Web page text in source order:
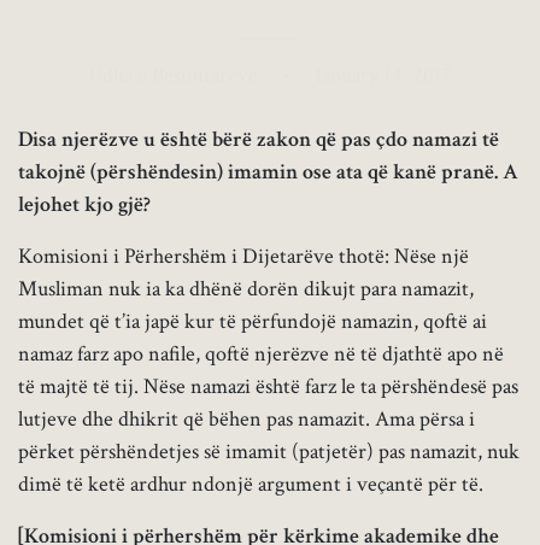
Disa njerëzve u është bërë zakon që pas çdo namazi të
takojnë (përshëndesin) imamin ose ata që kanë pranë. A
lejohet kjo gjë?
Komisioni i Përhershëm i Dijetarëve thotë: Nëse një
Musliman nuk ia ka dhënë dorën dikujt para namazit,
mundet që t’ia japë kur të përfundojë namazin, qoftë ai
namaz farz apo nafile, qoftë njerëzve në të djathtë apo në
të majtë të tij. Nëse namazi është farz le ta përshëndesë pas
lutjeve dhe dhikrit që bëhen pas namazit. Ama përsa i
përket përshëndetjes së imamit (patjetër) pas namazit, nuk
dimë të ketë ardhur ndonjë argument i veçantë për të.
[Komisioni i përhershëm për kërkime akademike dhe